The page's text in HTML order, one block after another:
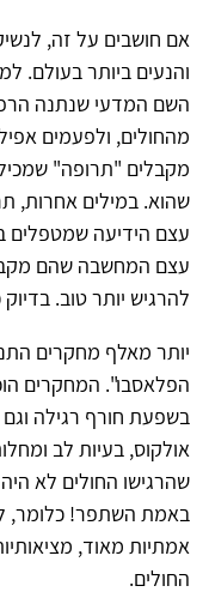
אם חושבים על זה,
והנעים ביותר בעולם.
מהחולים, ולפעמים
מקבלים "תרופה"
שהוא. במילים אחרות,
עצם הידיעה שמטפלים
עצם המחשבה שהם
להרגיש יותר טוב.
הפלאסבו". המחקרים
אולקוס, בעיות לב
שהרגישו החולים לא
באמת השתפר! כלומר,
אמתיות מאוד,
החולים.